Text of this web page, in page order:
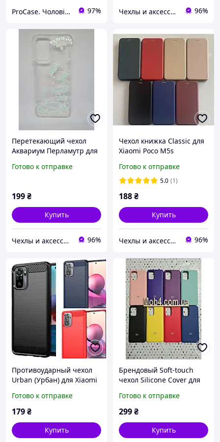
ProCase. Чоловічі чохли 97% Чехлы и аксессуары | Mob4 96%
Перетекающий чехол
Аквариум Перламутр для
Готово к отправке
199₴
Купить
Чехлы и аксессуары | Mob4 96%
Чехол книжка Classic для
Xiaomi Poco M5s
Готово к отправке
5.0 (1)
188₴
Купить
Чехлы и аксессуары | Mob4 96%
Противоударный чехол
Urban (Урбан) для Xiaomi
Готово к отправке
179₴
Купить
Брендовый Soft-touch
чехол Silicone Cover для
Готово к отправке
299₴
Купить